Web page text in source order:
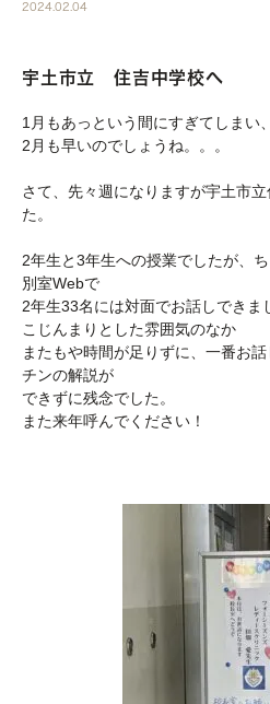
2024.02.04
宇土市立 住吉中学校へ
1月もあっという間にすぎてしまい
2月も早いのでしょうね。。。
さて、先々週になりますが宇土市
た。
2年生と3年生への授業でしたが、
別室Webで
2年生33名には対面でお話しできま
こじんまりとした雰囲気のなか
またもや時間が足りずに、一番お
チンの解説が
できずに残念でした。
また来年呼んでください！